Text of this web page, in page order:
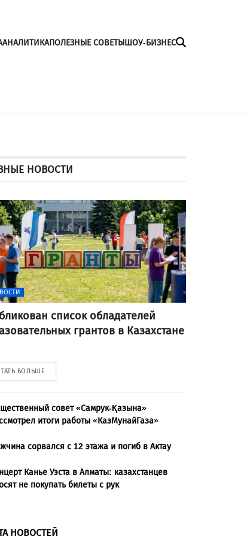
АНАЛИТИКАПОЛЕЗНЫЕ СОВЕТЫШОУ-БИЗНЕС
НОВОСТИ
список обладателей
грантов в Казахстане
БОЛЬШЕ
совет «Самрук-Қазына»
итоги работы «КазМунайГаза»
сорвался с 12 этажа и погиб в Актау
Канье Уэста в Алматы: казахстанцев
не покупать билеты с рук
НОВОСТЕЙ